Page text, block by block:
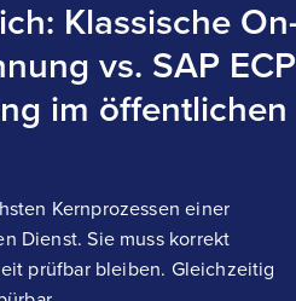
Klassische
vs. SAP ECP
im öffentlichen
Kernprozessen einer
Dienst. Sie muss korrekt
prüfbar bleiben. Gleichzeitig